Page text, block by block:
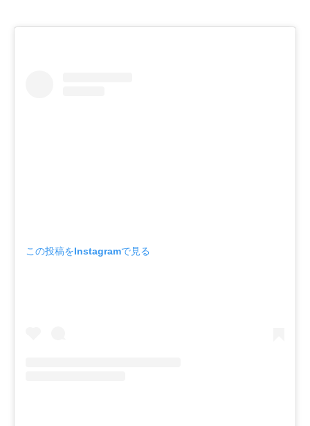
この投稿をInstagramで見る